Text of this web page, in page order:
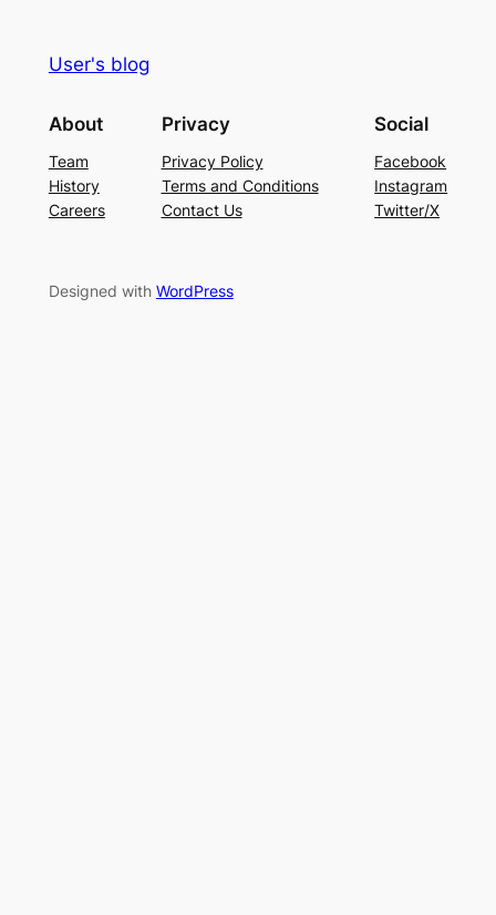
User's blog
About
Team
History
Careers
Privacy
Privacy Policy
Terms and Conditions
Contact Us
Social
Facebook
Instagram
Twitter/X
Designed with WordPress